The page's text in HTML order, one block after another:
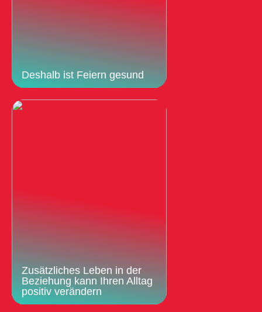
Deshalb ist Feiern gesund
Zusätzliches Leben in der
Beziehung kann Ihren Alltag
positiv verändern